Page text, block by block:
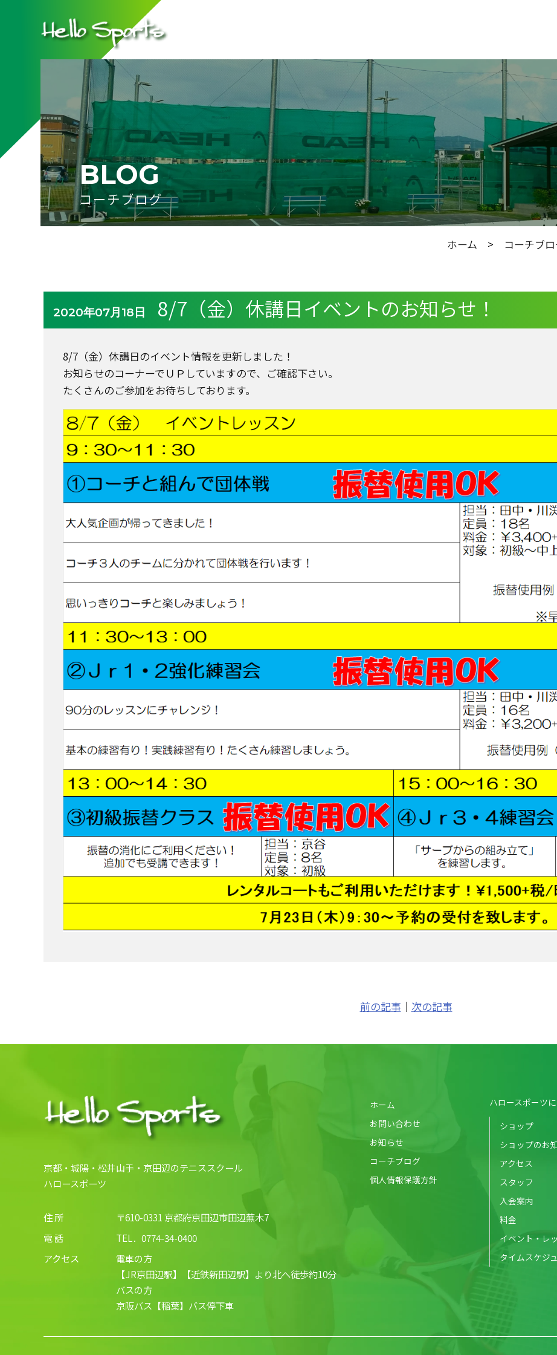
BLOG
コーチブログ
ホーム > コーチブ
2020年07月18日 8/7（金）休講日イベントのお知らせ！
8/7（金）休講日のイベント情報を更新しました！
お知らせのコーナーでＵＰしていますので、ご確認下さい。
たくさんのご参加をお待ちしております。
前の記事｜ 次の記事
京都・城陽・松井山手・京田辺のテニススクール
ハロースポーツ
住 所
〒610-0331 京都府京田辺市田辺蕪木7
電 話
TEL． 0774-34-0400
アクセス
電車の方
【JR京田辺駅】【近鉄新田辺駅】より北へ徒歩約10分
バスの方
京阪バス【稲葉】バス停下車
ホーム
お問い合わせ
お知らせ
コーチブログ
個人情報保護方針
ハロースポーツ
ショップ
ショップのお
アクセス
スタッフ
入会案内
料金
イベント・レ
タイムスケジ